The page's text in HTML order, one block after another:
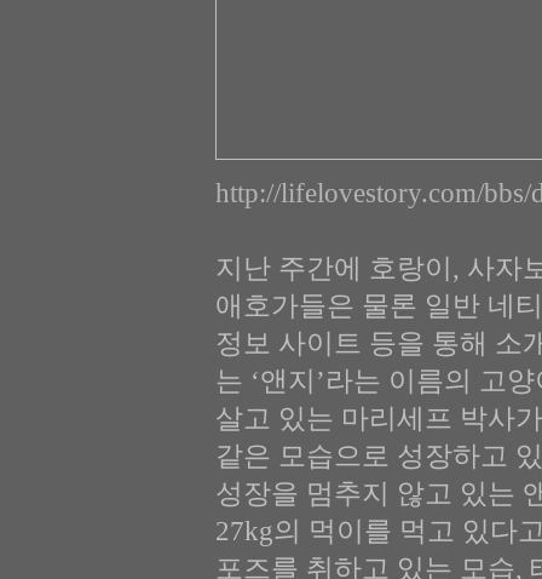
http://lifelovestory.com/bbs/
지난 주간에 호랑이, 사자
애호가들은 물론 일반 네
정보 사이트 등을 통해 소
는 ‘앤지’라는 이름의 고
살고 있는 마리세프 박사
같은 모습으로 성장하고
성장을 멈추지 않고 있는
27kg의 먹이를 먹고 있다
포즈를 취하고 있는 모습,